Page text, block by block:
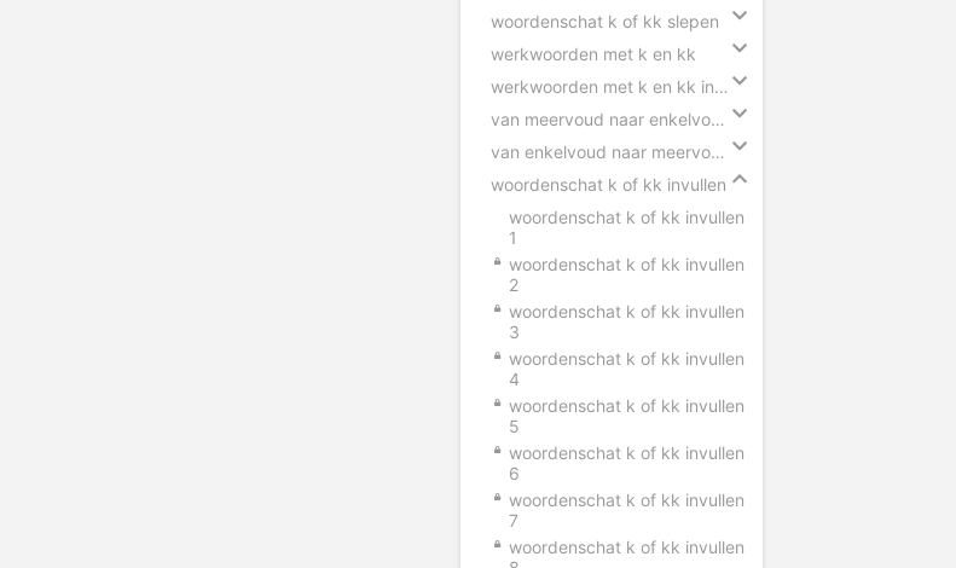
woordenschat k of kk slepen
werkwoorden met k en kk
werkwoorden met k en kk invullen
van meervoud naar enkelvoud k en kk
van enkelvoud naar meervoud k en kk
woordenschat k of kk invullen
woordenschat k of kk invullen
1
woordenschat k of kk invullen
2
woordenschat k of kk invullen
3
woordenschat k of kk invullen
4
woordenschat k of kk invullen
5
woordenschat k of kk invullen
6
woordenschat k of kk invullen
7
woordenschat k of kk invullen